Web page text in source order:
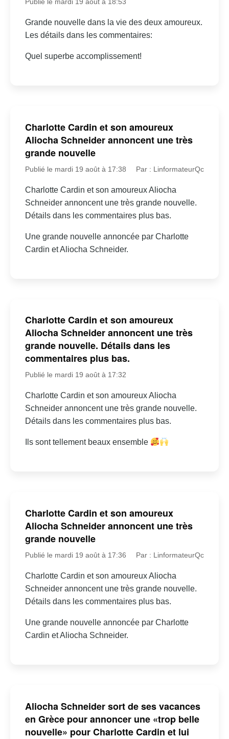
Publié le mardi 19 août à 18:53
Grande nouvelle dans la vie des deux amoureux.
Les détails dans les commentaires:
Quel superbe accomplissement!
Charlotte Cardin et son amoureux
Aliocha Schneider annoncent une très
grande nouvelle
Publié le mardi 19 août à 17:38 Par : LinformateurQc
Charlotte Cardin et son amoureux Aliocha
Schneider annoncent une très grande nouvelle.
Détails dans les commentaires plus bas.
Une grande nouvelle annoncée par Charlotte
Cardin et Aliocha Schneider.
Charlotte Cardin et son amoureux
Aliocha Schneider annoncent une très
grande nouvelle. Détails dans les
commentaires plus bas.
Publié le mardi 19 août à 17:32
Charlotte Cardin et son amoureux Aliocha
Schneider annoncent une très grande nouvelle.
Détails dans les commentaires plus bas.
Ils sont tellement beaux ensemble
Charlotte Cardin et son amoureux
Aliocha Schneider annoncent une très
grande nouvelle
Publié le mardi 19 août à 17:36 Par : LinformateurQc
Charlotte Cardin et son amoureux Aliocha
Schneider annoncent une très grande nouvelle.
Détails dans les commentaires plus bas.
Une grande nouvelle annoncée par Charlotte
Cardin et Aliocha Schneider.
Aliocha Schneider sort de ses vacances
en Grèce pour annoncer une «trop belle
nouvelle» pour Charlotte Cardin et lui